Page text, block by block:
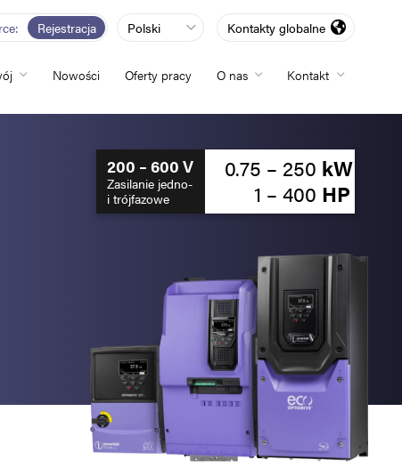
Rejestracja Polski Kontakty globalne
Nowości Oferty pracy O nas Kontakt
200 – 600 V
Zasilanie jedno-
i trójfazowe
0.75 – 250 kW
1 – 400 HP